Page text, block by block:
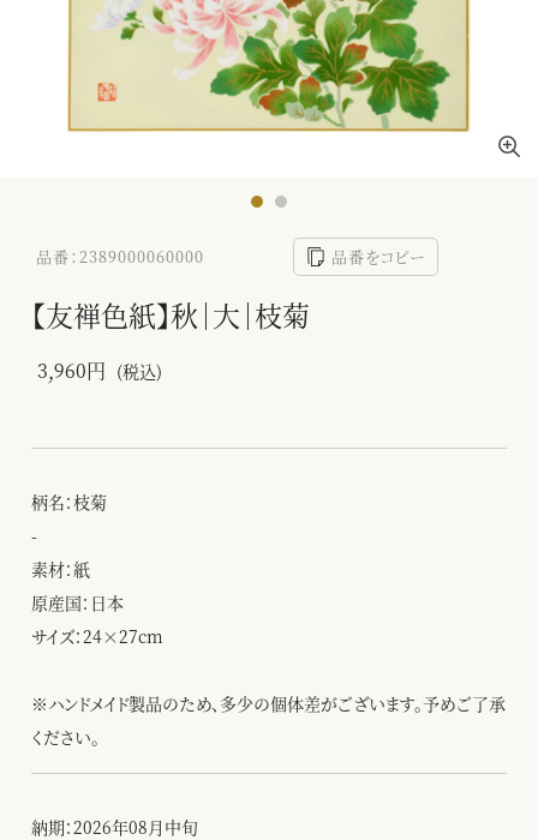
品番：2389000060000 品番をコピー
【友禅色紙】秋｜大｜枝菊
3,960円 (税込)
柄名：枝菊
-
素材：紙
原産国：日本
サイズ：24×27cm
※ハンドメイド製品のため、多少の個体差がございます。予めご了承
ください。
納期：2026年08月中旬